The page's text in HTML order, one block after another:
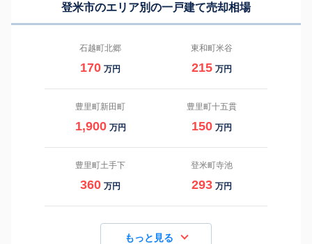
登米市のエリア別の一戸建て売却相場
石越町北郷
170 万円
東和町米谷
215 万円
豊里町新田町
1,900 万円
豊里町十五貫
150 万円
豊里町土手下
360 万円
登米町寺池
293 万円
もっと見る